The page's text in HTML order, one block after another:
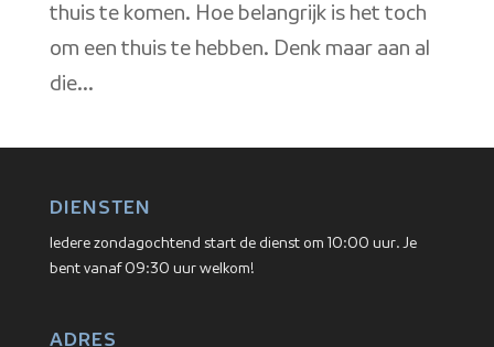
thuis te komen. Hoe belangrijk is het toch
om een thuis te hebben. Denk maar aan al
die...
DIENSTEN
Iedere zondagochtend start de dienst om 10:00 uur. Je
bent vanaf 09:30 uur welkom!
ADRES